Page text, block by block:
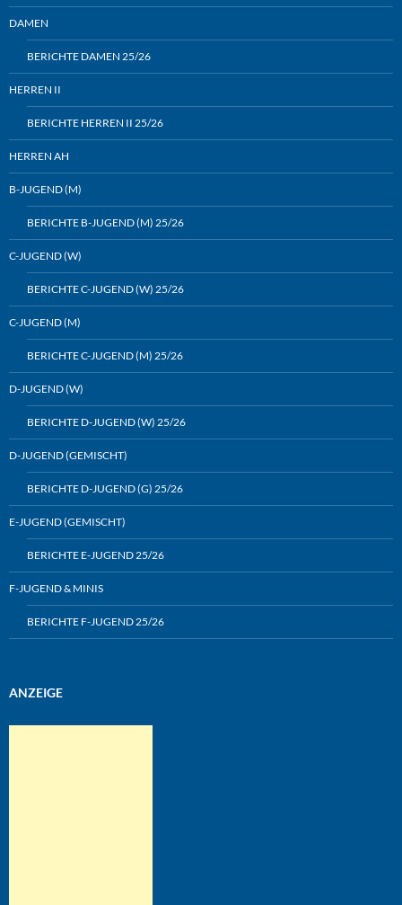
DAMEN
BERICHTE DAMEN 25/26
HERREN II
BERICHTE HERREN II 25/26
HERREN AH
B-JUGEND (M)
BERICHTE B-JUGEND (M) 25/26
C-JUGEND (W)
BERICHTE C-JUGEND (W) 25/26
C-JUGEND (M)
BERICHTE C-JUGEND (M) 25/26
D-JUGEND (W)
BERICHTE D-JUGEND (W) 25/26
D-JUGEND (GEMISCHT)
BERICHTE D-JUGEND (G) 25/26
E-JUGEND (GEMISCHT)
BERICHTE E-JUGEND 25/26
F-JUGEND & MINIS
BERICHTE F-JUGEND 25/26
ANZEIGE